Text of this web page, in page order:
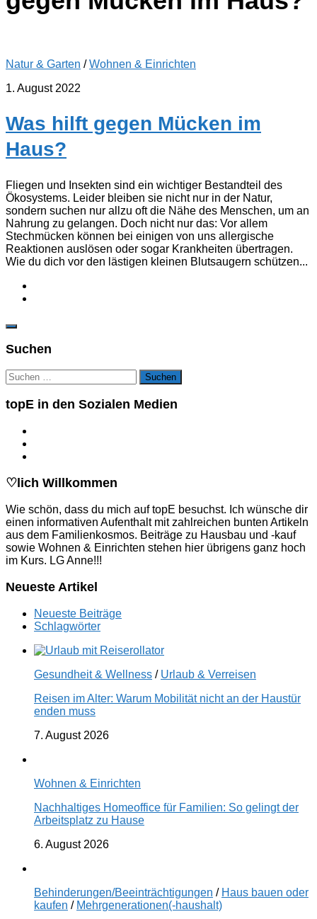
Natur & Garten /Wohnen & Einrichten
1. August 2022
Was hilft gegen Mücken im
Haus?
Fliegen und Insekten sind ein wichtiger Bestandteil des
Ökosystems. Leider bleiben sie nicht nur in der Natur,
sondern suchen nur allzu oft die Nähe des Menschen, um an
Nahrung zu gelangen. Doch nicht nur das: Vor allem
Stechmücken können bei einigen von uns allergische
Reaktionen auslösen oder sogar Krankheiten übertragen.
Wie du dich vor den lästigen kleinen Blutsaugern schützen...
Suchen
Suchen
nach:
topE in den Sozialen Medien
♡lich Willkommen
Wie schön, dass du mich auf topE besuchst. Ich wünsche dir
einen informativen Aufenthalt mit zahlreichen bunten Artikeln
aus dem Familienkosmos. Beiträge zu Hausbau und -kauf
sowie Wohnen & Einrichten stehen hier übrigens ganz hoch
im Kurs. LG Anne!!!
Neueste Artikel
Neueste Beiträge
Schlagwörter
Gesundheit & Wellness / Urlaub & Verreisen
Reisen im Alter: Warum Mobilität nicht an der Haustür
enden muss
7. August 2026
Wohnen & Einrichten
Nachhaltiges Homeoffice für Familien: So gelingt der
Arbeitsplatz zu Hause
6. August 2026
Behinderungen/Beeinträchtigungen / Haus bauen oder
kaufen / Mehrgenerationen(-haushalt)